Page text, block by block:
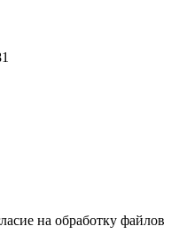
на обработку файлов